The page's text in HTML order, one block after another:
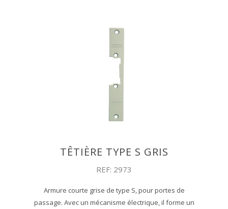
TÊTIÈRE TYPE S GRIS
REF: 2973
Armure courte grise de type S, pour portes de
passage. Avec un mécanisme électrique, il forme un